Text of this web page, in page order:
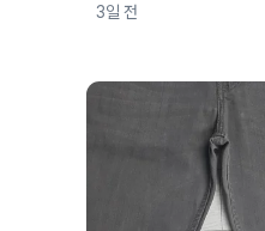
3일 전